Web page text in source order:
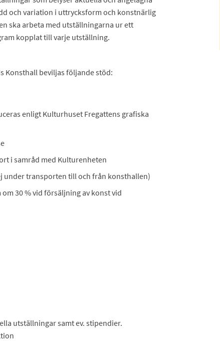
och variation i uttrycksform och konstnärlig
ska arbeta med utställningarna ur ett
kopplat till varje utställning.
Konsthall beviljas följande stöd:
enligt Kulturhuset Fregattens grafiska
i samråd med Kulturenheten
under transporten till och från konsthallen)
30 % vid försäljning av konst vid
utställningar samt ev. stipendier.